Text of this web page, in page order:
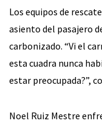
Los equipos de
asiento del pasajero
carbonizado. “Vi el
esta cuadra nunca
estar preocupada?”,
Noel Ruiz Mestre